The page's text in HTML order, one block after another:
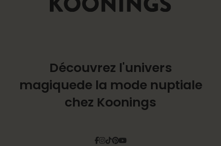
Découvrez l'univers
magiquede la mode nuptiale
chez Koonings
Facebook
Instagram
Tiktok
Pinterest
YouTube